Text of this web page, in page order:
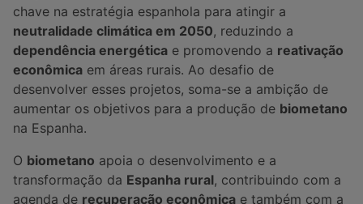
chave na estratégia espanhola para atingir a
neutralidade climática em 2050, reduzindo a
dependência energética e promovendo a reativação
econômica em áreas rurais. Ao desafio de
desenvolver esses projetos, soma-se a ambição de
aumentar os objetivos para a produção de biometano
na Espanha.
O biometano apoia o desenvolvimento e a
transformação da Espanha rural, contribuindo com a
agenda de recuperação econômica e também com a